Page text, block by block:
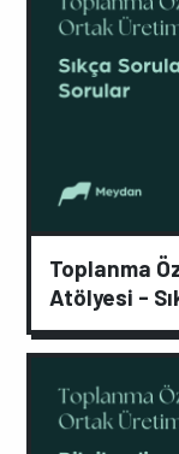
Toplanma
Atölyesi -